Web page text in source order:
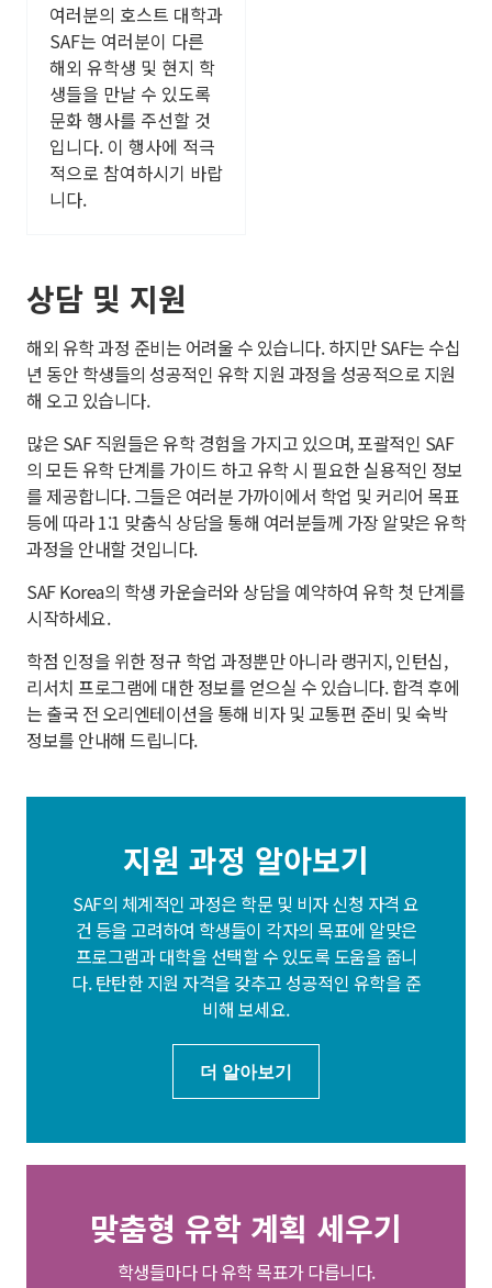
여러분의 호스트 대학과
SAF는 여러분이 다른
해외 유학생 및 현지 학
생들을 만날 수 있도록
문화 행사를 주선할 것
입니다. 이 행사에 적극
적으로 참여하시기 바랍
니다.
상담 및 지원
해외 유학 과정 준비는 어려울 수 있습니다. 하지만 SAF는 수십
년 동안 학생들의 성공적인 유학 지원 과정을 성공적으로 지원
해 오고 있습니다.
많은 SAF 직원들은 유학 경험을 가지고 있으며, 포괄적인 SAF
의 모든 유학 단계를 가이드 하고 유학 시 필요한 실용적인 정보
를 제공합니다. 그들은 여러분 가까이에서 학업 및 커리어 목표
등에 따라 1:1 맞춤식 상담을 통해 여러분들께 가장 알맞은 유학
과정을 안내할 것입니다.
SAF Korea의 학생 카운슬러와 상담을 예약하여 유학 첫 단계를
시작하세요.
학점 인정을 위한 정규 학업 과정뿐만 아니라 랭귀지, 인턴십,
리서치 프로그램에 대한 정보를 얻으실 수 있습니다. 합격 후에
는 출국 전 오리엔테이션을 통해 비자 및 교통편 준비 및 숙박
정보를 안내해 드립니다.
지원 과정 알아보기
SAF의 체계적인 과정은 학문 및 비자 신청 자격 요
건 등을 고려하여 학생들이 각자의 목표에 알맞은
프로그램과 대학을 선택할 수 있도록 도움을 줍니
다. 탄탄한 지원 자격을 갖추고 성공적인 유학을 준
비해 보세요.
더 알아보기
맞춤형 유학 계획 세우기
학생들마다 다 유학 목표가 다릅니다.